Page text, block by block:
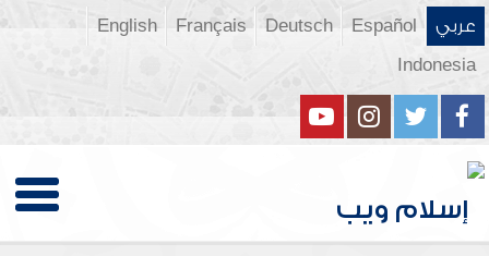
عربي Español
Deutsch
Français
English
Indonesia